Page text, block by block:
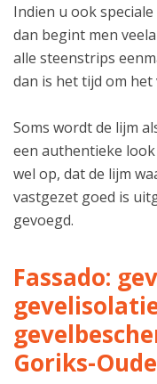
Indien u ook
dan begint men
alle steenstrips
dan is het tijd om
Soms wordt de lijm
een authentieke
wel op, dat de lijm
vastgezet goed is
gevoegd.
Fassado:
Goriks-